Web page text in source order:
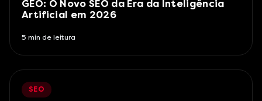
GEO: O Novo SEO da Era da Inteligência
Artificial em 2026
5 min de leitura
SEO